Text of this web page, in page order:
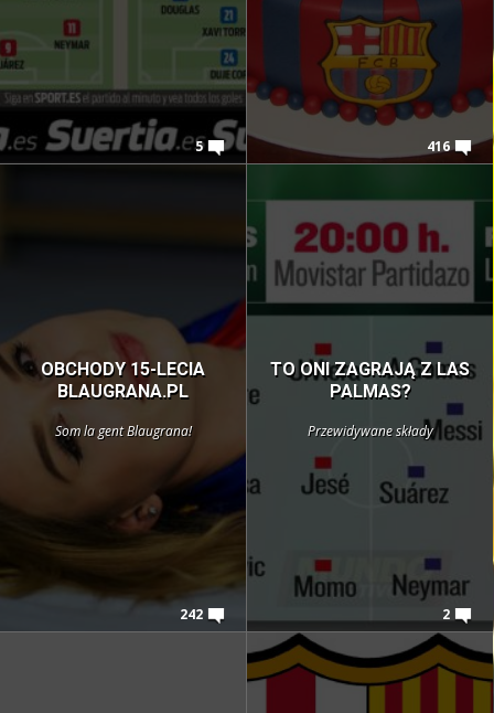
5 416
OBCHODY 15-LECIA
BLAUGRANA.PL
Som la gent Blaugrana!
242
TO ONI ZAGRAJĄ Z LAS
PALMAS?
Przewidywane składy
2